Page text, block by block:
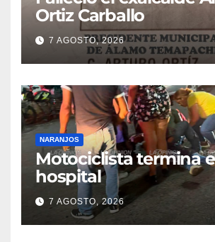
Ortiz Carballo
7 AGOSTO, 2026
NARANJOS
Motociclista termina
hospital
7 AGOSTO, 2026